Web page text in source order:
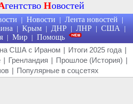
гентство Новостей
| Новости | Лента новостей |
| Крым | ДНР | ЛНР | США |
| Мир | Помощь
США с Ираном | Итоги 2025 года |
| Гренландия | Прошлое (История) |
| Популярные в соцсетях